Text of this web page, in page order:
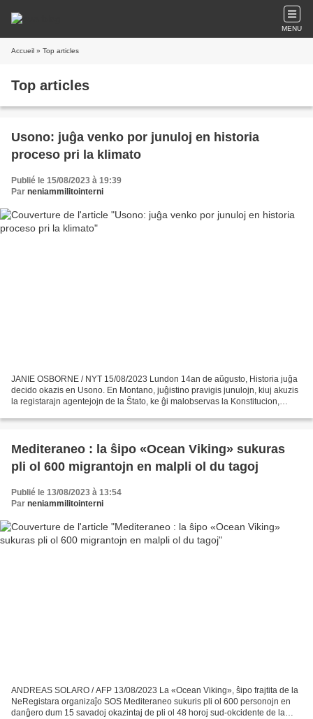
MENU
Accueil » Top articles
Top articles
Usono: juĝa venko por junuloj en historia
proceso pri la klimato
Publié le 15/08/2023 à 19:39
Par neniammilitointerni
JANIE OSBORNE / NYT 15/08/2023 Lundon 14an de aŭgusto, Historia juĝa
decido okazis en Usono. En Montano, juĝistino pravigis junulojn, kiuj akuzis
la registarajn agentejojn de la Ŝtato, ke ĝi malobservas la Konstitucion,
Mediteraneo : la ŝipo «Ocean Viking» sukuras
pli ol 600 migrantojn en malpli ol du tagoj
Publié le 13/08/2023 à 13:54
Par neniammilitointerni
ANDREAS SOLARO / AFP 13/08/2023 La «Ocean Viking», ŝipo frajtita de la
NeRegistara organizaĵo SOS Mediteraneo sukuris pli ol 600 personojn en
danĝero dum 15 savadoj okazintaj de pli ol 48 horoj sud-okcidente de la